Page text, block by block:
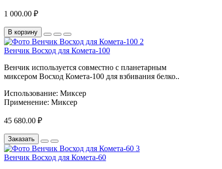
1 000.00 ₽
В корзину
Венчик Восход для Комета-100
Венчик используется совместно с планетарным
миксером Восход Комета-100 для взбивания белко..
Использование: Миксер
Применение: Миксер
45 680.00 ₽
Заказать
Венчик Восход для Комета-60